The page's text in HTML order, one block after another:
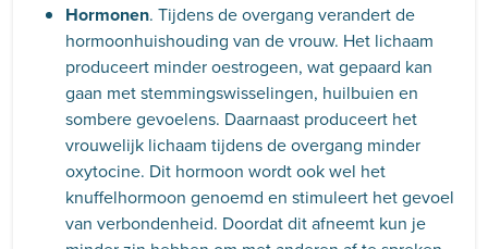
Hormonen. Tijdens de overgang verandert de
hormoonhuishouding van de vrouw. Het lichaam
produceert minder oestrogeen, wat gepaard kan
gaan met stemmingswisselingen, huilbuien en
sombere gevoelens. Daarnaast produceert het
vrouwelijk lichaam tijdens de overgang minder
oxytocine. Dit hormoon wordt ook wel het
knuffelhormoon genoemd en stimuleert het gevoel
van verbondenheid. Doordat dit afneemt kun je